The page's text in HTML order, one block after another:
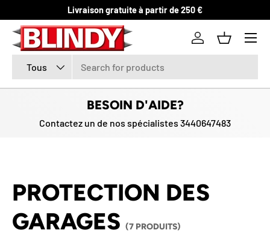
ALLER AU CONTENU
Livraison gratuite à partir de 250 €
Tous
Se connecter
Panier
BESOIN D'AIDE?
Contactez un de nos spécialistes 3440647483
PROTECTION DES
GARAGES (7 PRODUITS)